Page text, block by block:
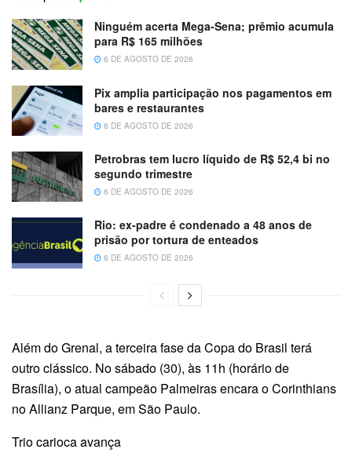
Ninguém acerta Mega-Sena; prêmio acumula
para R$ 165 milhões
6 DE AGOSTO DE 2026
Pix amplia participação nos pagamentos em
bares e restaurantes
6 DE AGOSTO DE 2026
Petrobras tem lucro líquido de R$ 52,4 bi no
segundo trimestre
6 DE AGOSTO DE 2026
Rio: ex-padre é condenado a 48 anos de
prisão por tortura de enteados
6 DE AGOSTO DE 2026
Além do Grenal, a terceira fase da Copa do Brasil terá
outro clássico. No sábado (30), às 11h (horário de
Brasília), o atual campeão Palmeiras encara o Corinthians
no Allianz Parque, em São Paulo.
Trio carioca avança